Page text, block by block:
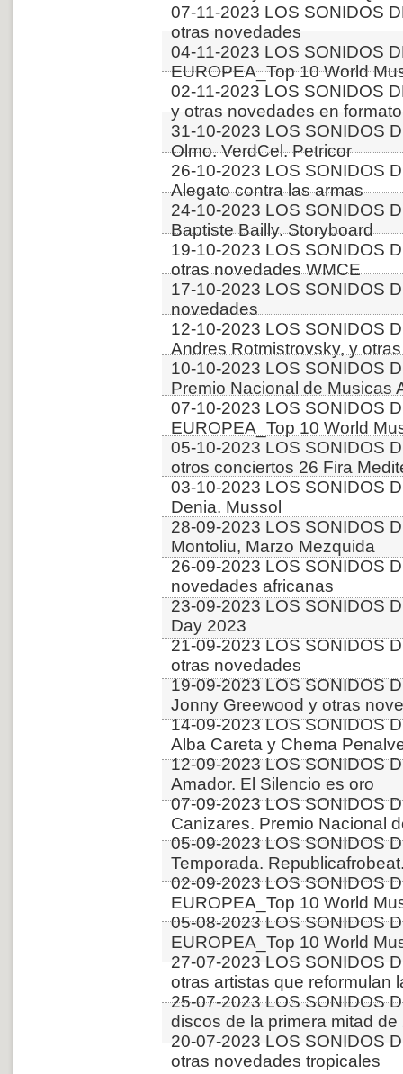
07-11-2023 LOS SONIDOS
otras novedades
04-11-2023 LOS SONIDOS
EUROPEA_Top 10 World
02-11-2023 LOS SONIDOS
y otras novedades en
31-10-2023 LOS SONIDOS
Olmo. VerdCel. Petricor
26-10-2023 LOS SONIDOS
Alegato contra las armas
24-10-2023 LOS SONIDOS
Baptiste Bailly. Storyboard
19-10-2023 LOS SONIDOS
otras novedades WMCE
17-10-2023 LOS SONIDOS
novedades
12-10-2023 LOS SONIDOS
Andres Rotmistrovsky, y
10-10-2023 LOS SONIDOS
Premio Nacional de Musicas
07-10-2023 LOS SONIDOS
EUROPEA_Top 10 World
05-10-2023 LOS SONIDOS
otros conciertos 26 Fira
03-10-2023 LOS SONIDOS
Denia. Mussol
28-09-2023 LOS SONIDOS
Montoliu, Marzo Mezquida
26-09-2023 LOS SONIDOS
novedades africanas
23-09-2023 LOS SONIDOS
Day 2023
21-09-2023 LOS SONIDOS
otras novedades
19-09-2023 LOS SONIDOS
Jonny Greewood y otras
14-09-2023 LOS SONIDOS
Alba Careta y Chema
12-09-2023 LOS SONIDOS
Amador. El Silencio es oro
07-09-2023 LOS SONIDOS
Canizares. Premio Nacional
05-09-2023 LOS SONIDOS
Temporada.
02-09-2023 LOS SONIDOS
EUROPEA_Top 10 World
05-08-2023 LOS SONIDOS
EUROPEA_Top 10 World
27-07-2023 LOS SONIDOS
otras artistas que reformulan
25-07-2023 LOS SONIDOS
discos de la primera mitad
20-07-2023 LOS SONIDOS
otras novedades tropicales